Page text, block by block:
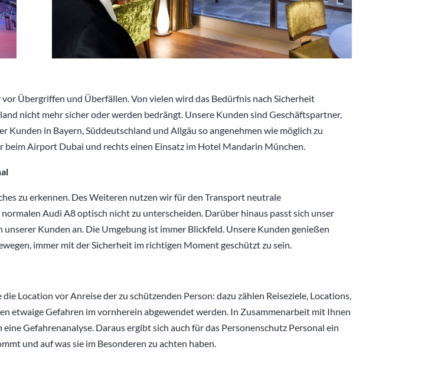
Übergriffen und Überfällen. Von vielen wird das Bedürfnis nach Sicherheit
nicht mehr sicher oder werden bedrängt. Unsere Kunden sind Geschäftspartner,
in Bayern, Süddeutschland und Allgäu so angenehmen wie möglich zu
beim Airport Dubai und rechts einen Einsatz im Hotel Mandarin München.
zu erkennen. Des Weiteren nutzen wir für den Transport neutrale
Audi A8 optisch nicht zu unterscheiden. Darüber hinaus passt sich unser
Kunden an. Die Umgebung ist immer Blickfeld. Unsere Kunden genießen
immer mit der Sicherheit im richtigen Moment geschützt zu sein.
Location vor Anreise der zu schützenden Person: dazu zählen Reiseziele, Locations,
etwaige Gefahren im vornherein abgewendet werden. In Zusammenarbeit mit Ihnen
Gefahrenanalyse. Daraus ergibt sich auch für das Personenschutz Personal ein
und auf was sie im Besonderen zu achten haben.